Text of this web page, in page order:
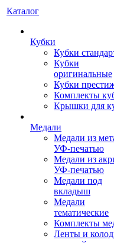
Каталог
Кубки
Кубки
Кубки
оригинальные
Кубки
Комплекты
Крышки для
Медали
Медали из
УФ-печатью
Медали из
УФ-печатью
Медали под
вкладыш
Медали
тематические
Комплекты
Ленты и